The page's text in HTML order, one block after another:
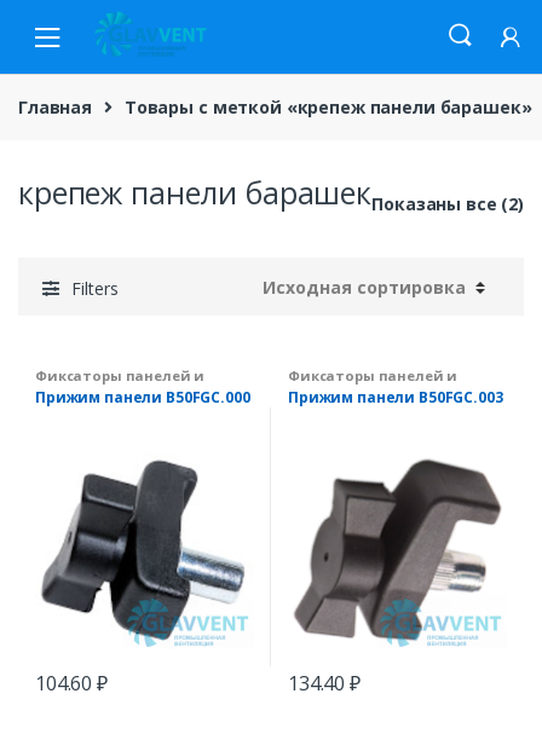
navigation
content
Главная
Товары с меткой «крепеж панели барашек»
крепеж панели барашекПоказаны все (2)
Filters
Фиксаторы панелей и
крепеж
Прижим панели B50FGC.000
104.60₽
Фиксаторы панелей и
крепеж
Прижим панели B50FGC.003
134.40₽